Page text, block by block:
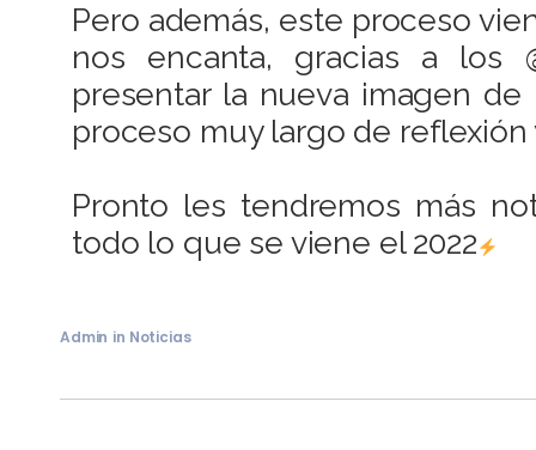
Pero además, este proceso
nos encanta, gracias a los
presentar la nueva imagen
proceso muy largo de
Pronto les tendremos más
todo lo que se viene el 2022
Admin in Noticias